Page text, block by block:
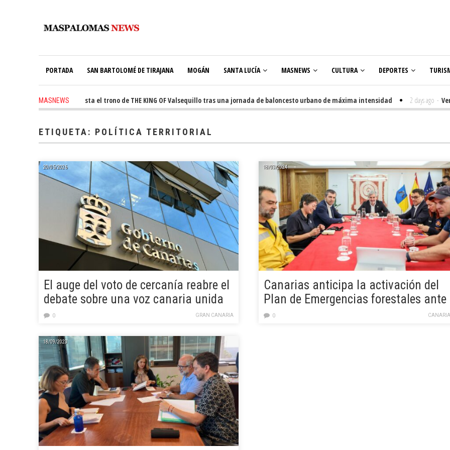
PORTADA SAN BARTOLOMÉ DE TIRAJANA MOGÁN SANTA LUCÍA MASNEWS CULTURA DEPORTES
MASNEWS
Ale Martín conquista el trono de THE KING OF Valsequillo tras una jornada de baloncesto urbano de máxima intensidad 2 days ago -
ETIQUETA: POLÍTICA TERRITORIAL
20/05/2026
El auge del voto de cercanía reabre el
debate sobre una voz canaria unida
GRAN CANARIA
0
18/03/2024
Canarias anticipa la activación del
Plan de Emergencias forestales ante
la sequía y el elevado riesgo de
0
18/09/2023